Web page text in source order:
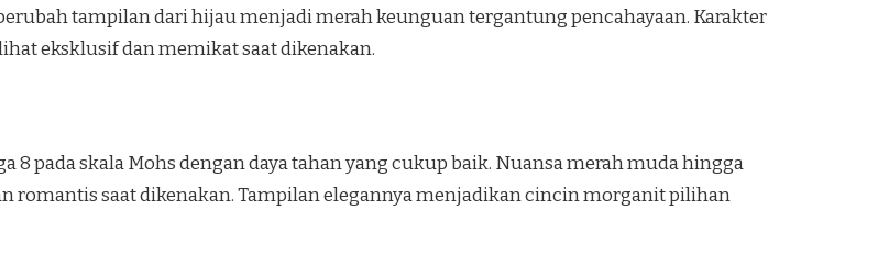
tampilan dari hijau menjadi merah keunguan tergantung pencahayaan. Karakter
eksklusif dan memikat saat dikenakan.
pada skala Mohs dengan daya tahan yang cukup baik. Nuansa merah muda hingga
romantis saat dikenakan. Tampilan elegannya menjadikan cincin morganit pilihan